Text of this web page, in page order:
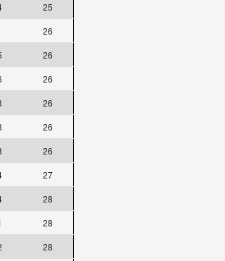
25
26
26
26
26
26
26
27
28
28
28